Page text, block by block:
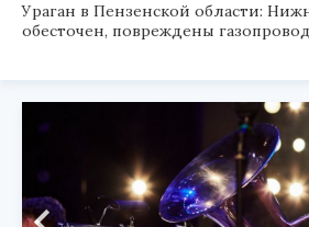
Ураган в Пензенской области:
обесточен, повреждены